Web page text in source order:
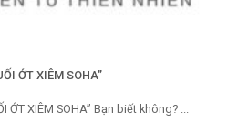
ỚT XIÊM SOHA”
ỚT XIÊM SOHA” Bạn biết không? ...